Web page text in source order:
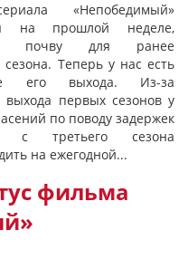
«Непобедимый»
на прошлой неделе,
почву для ранее
сезона. Теперь у нас есть
его выхода. Из-за
выхода первых сезонов у
по поводу задержек
с третьего сезона
на ежегодной...
фильма